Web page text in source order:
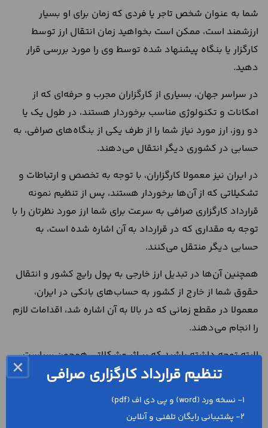
شما به عنوان شخص تاجر یا فردی که زمان برای او بسیار
ارزشمند است، ممکن است بخواهید زمان انتقال ارز توسط
کارگزار یا بنگاه پیشنهاد شده توسط وی را مورد بررسی قرار
دهید.
در سراسر جهان، بسیاری از کارگزاران مجرب و حرفه‌ای که از
امکانات و تکنولوژی مناسب برخوردار هستند، در طول یک یا
دو روز، ارز مورد نیاز شما را از طرف یکی از بنگاه‌های صرافی، به
حسابی در کشوری دیگر انتقال می‌دهند.
در ایران نیز معمولا کارگزاران، با توجه به تخصص و ارتباطات و
تشکیلاتی که از آن‌ها برخوردار هستند، پس از تنظیم نمونه
قرارداد کارگزاری صرافی به سرعت برای شما ارز مورد نظرتان را با
توجه به مقداری که در قرارداد به آن اشاره شده است، به
حسابی دیگر منتقل می‌کنند.
همچنین آن‌ها در تبدیل ارز خارجی به پول رایج کشور و انتقال
حقوق شما از خارج از کشور به حساب‌های بانکی در ایران،
معمولا در مقطع زمانی که در بالا به آن اشاره شد، اقدامات لازم
را انجام می‌دهند.
البته توجه داشته باشید که بر اثر مشکلاتی همچون سیاست
کشورها و کشوری که قصد دارید ارز را به حساب‌های بانکی آن
در حالت کلی امروزه با توجه به بازار رقابتی میان تجار و سرعت
× تنظیم قرارداد کارگزاری صرافی
1- نسخه ورد (word) و پی دی اف (pdf)
2- پشتیبانی رایگان تلفنی و آنلاین